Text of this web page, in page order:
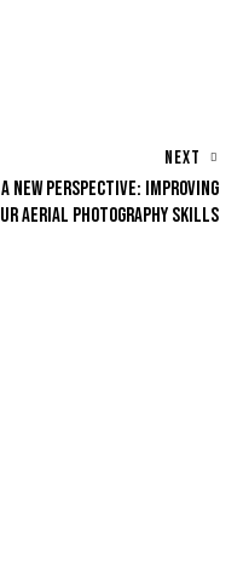
NEXT
A NEW PERSPECTIVE: IMPROVING
AERIAL PHOTOGRAPHY SKILLS